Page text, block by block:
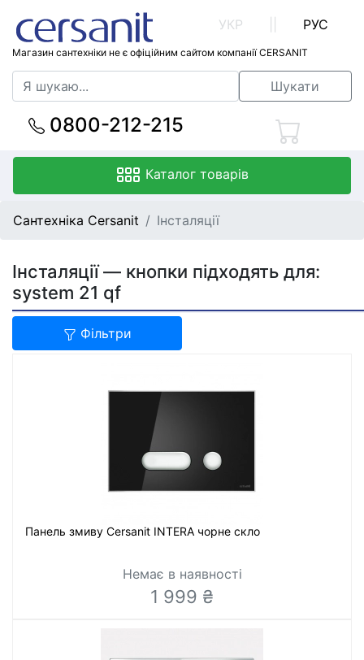
Магазин сантехніки не є офіційним сайтом компанії CERSANIT
УКР РУС
Шукати
0800-212-215
Каталог товарів
Сантехніка Cersanit Інсталяції
Інсталяції — кнопки підходять для:
system 21 qf
Фільтри
Панель змиву Cersanit INTERA чорне скло
Немає в наявності
1 999 ₴